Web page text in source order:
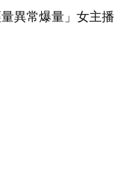
異常爆量」女主播